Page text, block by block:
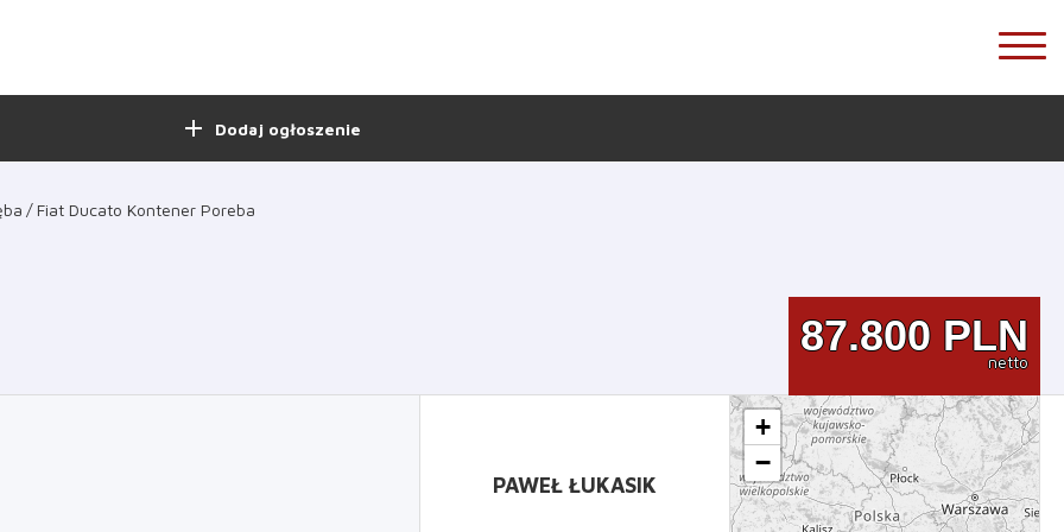
add Dodaj ogłoszenie
Fiat Ducato Kontener Poreba
87.800 PLN
netto
PAWEŁ ŁUKASIK
+
−